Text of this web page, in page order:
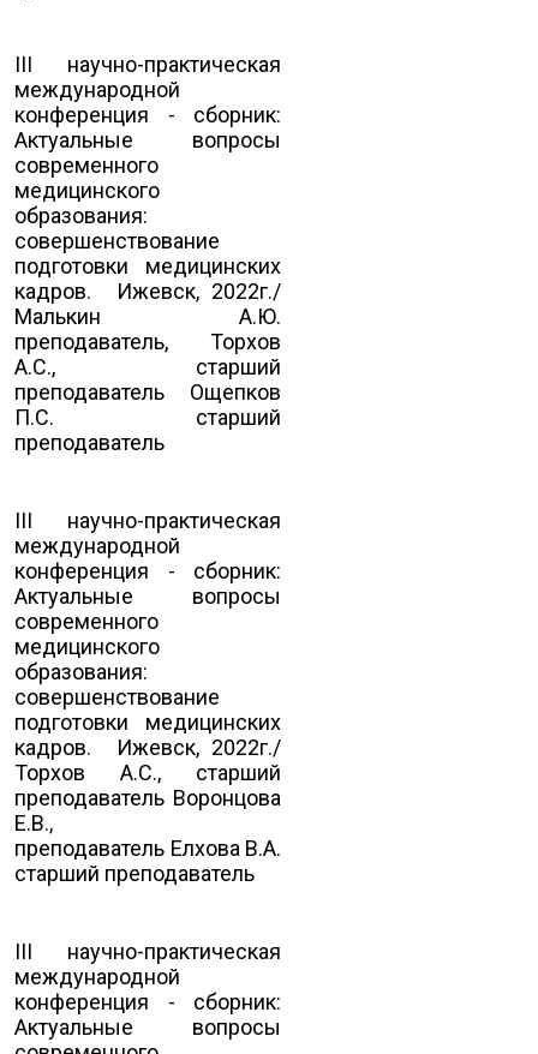
III научно-практическая
международной
конференция - сборник:
Актуальные вопросы
современного
медицинского
образования:
совершенствование
подготовки медицинских
кадров. Ижевск, 2022г./
Малькин А.Ю.
преподаватель, Торхов
А.С., старший
преподаватель Ощепков
П.С. старший
преподаватель
III научно-практическая
международной
конференция - сборник:
Актуальные вопросы
современного
медицинского
образования:
совершенствование
подготовки медицинских
кадров. Ижевск, 2022г./
Торхов А.С., старший
преподаватель Воронцова
Е.В.,
преподаватель Елхова В.А.
старший преподаватель
III научно-практическая
международной
конференция - сборник:
Актуальные вопросы